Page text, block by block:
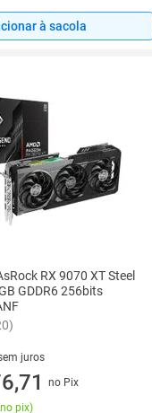
à sacola
RX 9070 XT Steel
GDDR6 256bits
juros
sem jurosno Pix
pix)